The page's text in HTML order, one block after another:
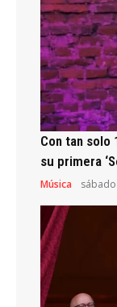
Con tan solo
su primera
Música